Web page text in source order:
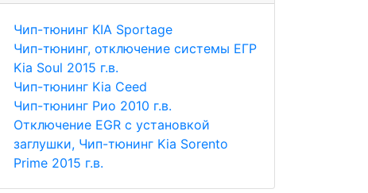
Чип-тюнинг KIA Sportage
Чип-тюнинг, отключение системы ЕГР
Kia Soul 2015 г.в.
Чип-тюнинг Kia Ceed
Чип-тюнинг Рио 2010 г.в.
Отключение EGR с установкой
заглушки, Чип-тюнинг Kia Sorento
Prime 2015 г.в.